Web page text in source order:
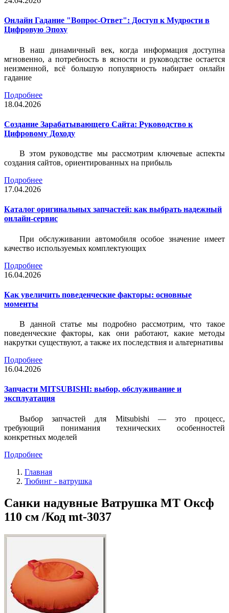
Онлайн Гадание "Вопрос-Ответ": Доступ к Мудрости в
Цифровую Эпоху
В наш динамичный век, когда информация доступна
мгновенно, а потребность в ясности и руководстве остается
неизменной, всё большую популярность набирает онлайн
гадание
Подробнее
18.04.2026
Создание Зарабатывающего Сайта: Руководство к
Цифровому Доходу
В этом руководстве мы рассмотрим ключевые аспекты
создания сайтов, ориентированных на прибыль
Подробнее
17.04.2026
Каталог оригинальных запчастей: как выбрать надежный
онлайн-сервис
При обслуживании автомобиля особое значение имеет
качество используемых комплектующих
Подробнее
16.04.2026
Как увеличить поведенческие факторы: основные
моменты
В данной статье мы подробно рассмотрим, что такое
поведенческие факторы, как они работают, какие методы
накрутки существуют, а также их последствия и альтернативы
Подробнее
16.04.2026
Запчасти MITSUBISHI: выбор, обслуживание и
эксплуатация
Выбор запчастей для Mitsubishi — это процесс,
требующий понимания технических особенностей
конкретных моделей
Подробнее
Главная
Тюбинг - ватрушка
Санки надувные Ватрушка МТ Оксф
110 см /Код mt-3037